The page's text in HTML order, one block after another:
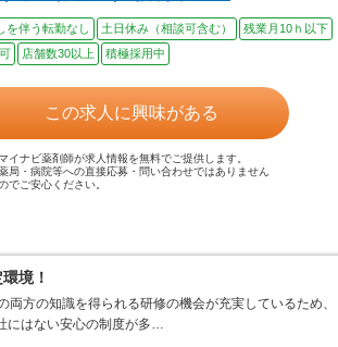
を伴う転勤なし 土日休み（相談可含む）
残業月10ｈ以下
店舗数30以上 積極採用中
この求人に興味がある
イナビ薬剤師が求人情報を無料でご提供します。
局・病院等への直接応募・問い合わせではありません
でご安心ください。
境！
方の知識を得られる研修の機会が充実しているため、
にはない安心の制度が多…